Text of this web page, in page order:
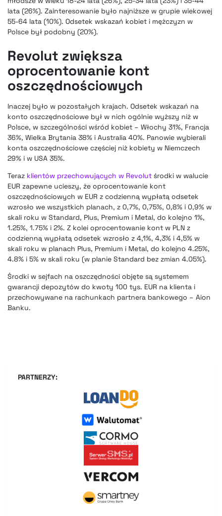
lata (26%). Zainteresowanie było najniższe w grupie wiekowej
55-64 lata (10%). Odsetek wskazań kobiet i mężczyzn w
Polsce był podobny (20%).
Revolut zwiększa
oprocentowanie kont
oszczędnościowych
Inaczej było w pozostałych krajach. Odsetek wskazań na
konto oszczędnościowe był w nich ogólnie wyższy niż w
Polsce, w szczególności wśród kobiet – Włochy 31%, Francja
36%, Wielka Brytania 38% i Australia 40%. Panowie wybierali
konta oszczędnościowe częściej niż kobiety w Niemczech
29% i w USA 35%.
Teraz klientów przechowujących w Revolut środki w walucie
EUR zapewne ucieszy, że oprocentowanie kont
oszczędnościowych w EUR z codzienną wypłatą odsetek
wzrosło we wszystkich planach, z 0,7%, 0,75%, 0,8% i 0,9% w
skali roku w Standard, Plus, Premium i Metal, do kolejno 1%,
1.25%, 1.75% i 2%. Z kolei oprocentowanie kont w PLN z
codzienną wypłatą odsetek wzrosło z 4,1%, 4,3% i 4,5% w
skali roku w planach Plus, Premium i Metal, do kolejno 4.25%,
4.8% i 5% w skali roku (w planie Standard bez zmian 4.05%).
Środki w sejfach na oszczędności objęte są systemem
gwarancji depozytów do kwoty 100 tys. EUR na klienta i
przechowywane na rachunkach partnera bankowego – Aion
Banku.
PARTNERZY: